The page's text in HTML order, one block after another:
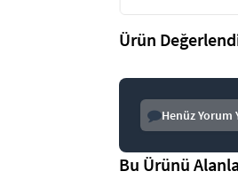
Ürün
Henüz Yorum
Bu Ürünü